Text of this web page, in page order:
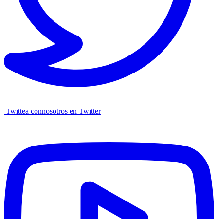
Twittea connosotros en Twitter